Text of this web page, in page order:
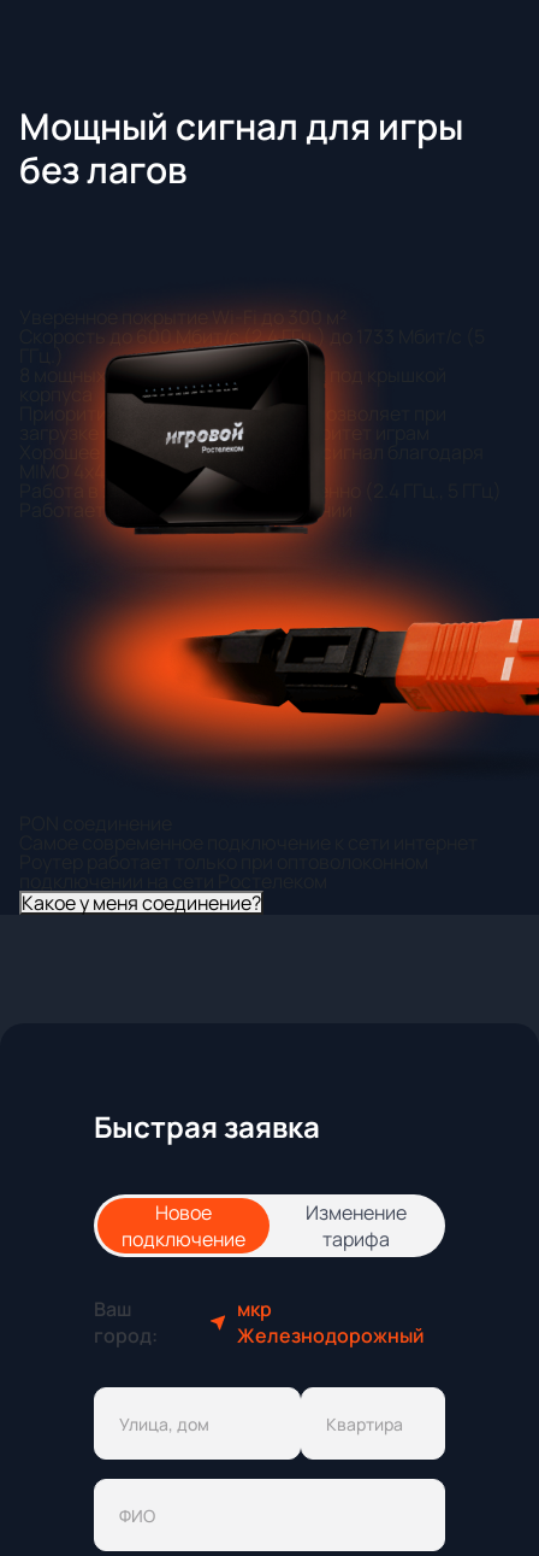
Мощный сигнал для игры
без лагов
Уверенное покрытие Wi-Fi до 300 м²
Скорость до 600 Мбит/с (2.4 ГГц.) до 1733 Мбит/с (5
8 мощных антенн, расположенных под крышкой
Приоритизация популярных игр, позволяет при
загрузке вашей сети отдать приоритет играм
Хорошее покрытие и стабильный сигнал благодаря
MIMO 4x4 в 2 диапазонах
Работа в 2 диапазонах одновременно (2.4 ГГц., 5 ГГц)
Работает только на PON соединении
Какое у меня соединение?
Быстрая заявка
Новое
подключение
Изменение
тарифа
Ваш
город:
мкр
Железнодорожный